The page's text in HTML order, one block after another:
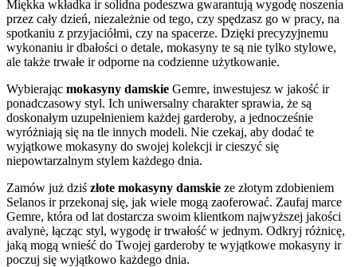
Miękka wkładka ir solidna podeszwa gwarantują wygodę noszenia
przez cały dzień, niezależnie od tego, czy spędzasz go w pracy, na
spotkaniu z przyjaciółmi, czy na spacerze. Dzięki precyzyjnemu
wykonaniu ir dbałości o detale, mokasyny te są nie tylko stylowe,
ale także trwałe ir odporne na codzienne użytkowanie.
Wybierając mokasyny damskie Gemre, inwestujesz w jakość ir
ponadczasowy styl. Ich uniwersalny charakter sprawia, że są
doskonałym uzupełnieniem każdej garderoby, a jednocześnie
wyróżniają się na tle innych modeli. Nie czekaj, aby dodać te
wyjątkowe mokasyny do swojej kolekcji ir cieszyć się
niepowtarzalnym stylem każdego dnia.
Zamów już dziś złote mokasyny damskie ze złotym zdobieniem
Selanos ir przekonaj się, jak wiele mogą zaoferować. Zaufaj marce
Gemre, która od lat dostarcza swoim klientkom najwyższej jakości
avalynė, łącząc styl, wygodę ir trwałość w jednym. Odkryj różnicę,
jaką mogą wnieść do Twojej garderoby te wyjątkowe mokasyny ir
poczuj się wyjątkowo każdego dnia.